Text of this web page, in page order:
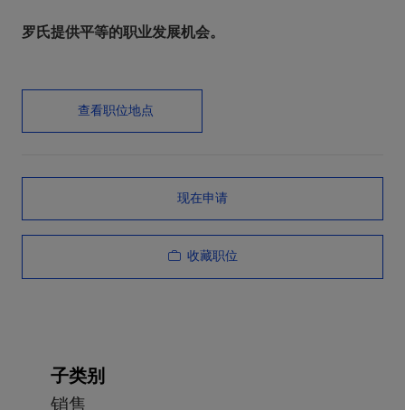
罗氏提供平等的职业发展机会。
查看职位地点
现在申请
收藏职位
子类别
销售